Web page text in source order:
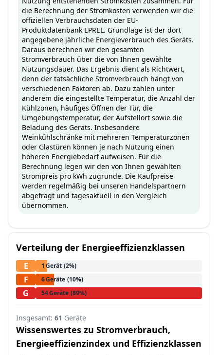
die Berechnung der Stromkosten verwenden wir die
offiziellen Verbrauchsdaten der EU-
Produktdatenbank EPREL. Grundlage ist der dort
angegebene jährliche Energieverbrauch des Geräts.
Daraus berechnen wir den gesamten
Stromverbrauch über die von Ihnen gewählte
Nutzungsdauer. Das Ergebnis dient als Richtwert,
denn der tatsächliche Stromverbrauch hängt von
verschiedenen Faktoren ab. Dazu zählen unter
anderem die eingestellte Temperatur, die Anzahl der
Kühlzonen, häufiges Öffnen der Tür, die
Umgebungstemperatur, der Aufstellort sowie die
Beladung des Geräts. Insbesondere
Weinkühlschränke mit mehreren Temperaturzonen
oder Glastüren können je nach Nutzung einen
höheren Energiebedarf aufweisen. Für die
Berechnung legen wir den von Ihnen gewählten
Strompreis pro kWh zugrunde. Die Kaufpreise
werden regelmäßig bei unseren Handelspartnern
abgefragt und tagesaktuell in den Vergleich
übernommen.
Verteilung der Energieeffizienzklassen
E 1 Gerät (2%)
F 6Geräte (10%)
G 54Geräte (89%)
Insgesamt: 61 Geräte
Wissenswertes zu Stromverbrauch,
Energieeffizienzindex und Effizienzklassen